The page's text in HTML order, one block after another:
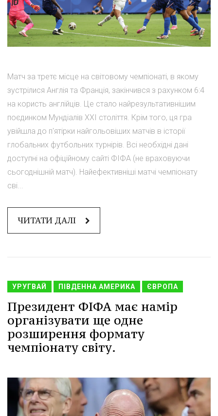
Матч за третє місце на світовому чемпіонаті, в якому
зустрілися Англія та Франція, закінчився з рахунком 6:4
на користь англійців. Це стало найрезультативнішим
поєдинком Мундіалів XXI століття. Крім того, ця гра
увійшла до п'ятірки найгольовіших матчів в історії
глобальних футбольних турнірів. Всі необхідні дані
доступні на офіційному сайті ФІФА (не враховуючи
сьогоднішній матч). Найефективніші матчі чемпіонату
сві...
ЧИТАТИ ДАЛІ
УРУГВАЙ ПІВДЕННА АМЕРИКА ЄВРОПА
Президент ФІФА має намір
організувати ще одне
розширення формату
чемпіонату світу.